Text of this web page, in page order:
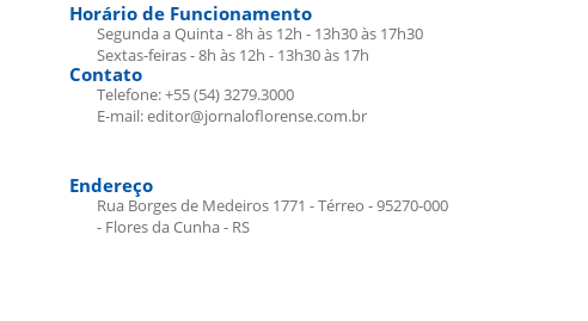
Horário de Funcionamento
Segunda a Quinta - 8h às 12h - 13h30 às 17h30
Sextas-feiras - 8h às 12h - 13h30 às 17h
Contato
Telefone: +55 (54) 3279.3000
E-mail: editor@jornaloflorense.com.br
Endereço
Rua Borges de Medeiros 1771 - Térreo - 95270-000
- Flores da Cunha - RS